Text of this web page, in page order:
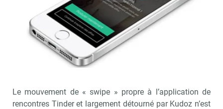
Le mouvement de « swipe » propre à l’application de
rencontres Tinder et largement détourné par Kudoz n’est